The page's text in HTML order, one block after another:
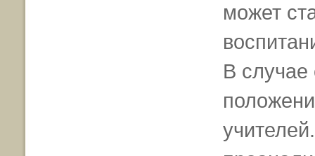
может
В случае